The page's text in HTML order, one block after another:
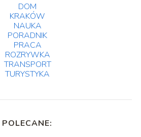
DOM
KRAKÓW
NAUKA
PORADNIK
PRACA
ROZRYWKA
TRANSPORT
TURYSTYKA
POLECANE: